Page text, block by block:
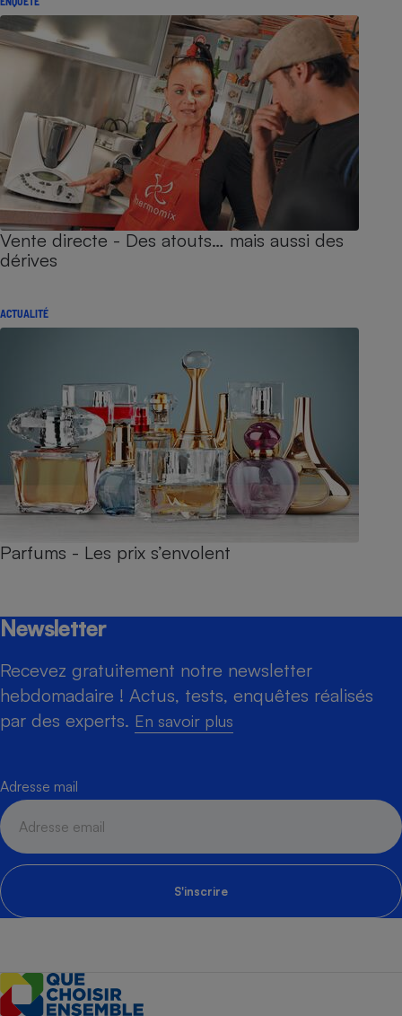
Vente directe - Des atouts… mais aussi des
dérives
ACTUALITÉ
Parfums - Les prix s’envolent
Newsletter
Recevez gratuitement notre newsletter
hebdomadaire ! Actus, tests, enquêtes réalisés
par des experts. En savoir plus
Adresse mail
S'inscrire